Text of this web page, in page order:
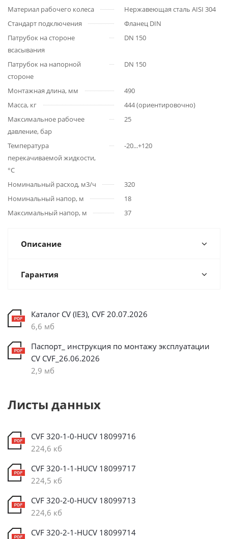
Материал рабочего колеса
Нержавеющая сталь AISI 304
Стандарт подключения
Фланец DIN
Патрубок на стороне
всасывания
DN 150
Патрубок на напорной
стороне
DN 150
Монтажная длина, мм
490
Масса, кг
444 (ориентировочно)
Максимальное рабочее
давление, бар
25
Температура
перекачиваемой жидкости,
°С
-20...+120
Номинальный расход, м3/ч
320
Номинальный напор, м
18
Максимальный напор, м
37
Описание
Гарантия
Каталог CV (IE3), CVF 20.07.2026
6,6 мб
Паспорт_ инструкция по монтажу эксплуатации
CV CVF_26.06.2026
2,9 мб
Листы данных
CVF 320-1-0-HUCV 18099716
224,6 кб
CVF 320-1-1-HUCV 18099717
224,5 кб
CVF 320-2-0-HUCV 18099713
224,6 кб
CVF 320-2-1-HUCV 18099714